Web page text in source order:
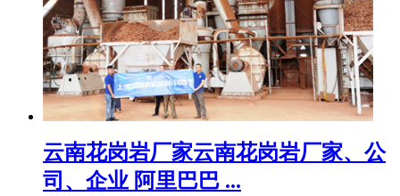
云南花岗岩厂家云南花岗岩厂家、公
司、企业 阿里巴巴 ...